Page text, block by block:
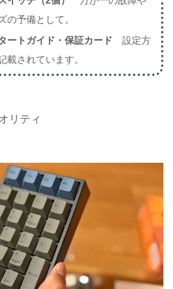
の予備として。
ートガイド・保証カード 設定方
載されています。
リティ